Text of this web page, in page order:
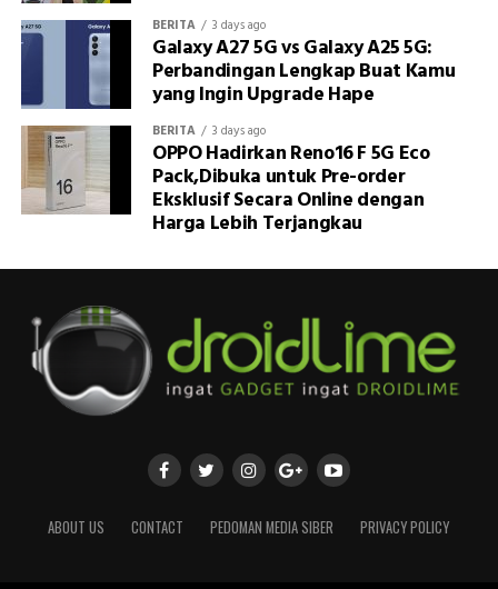
BERITA 3 days ago
Galaxy A27 5G vs Galaxy A25 5G:
Perbandingan Lengkap Buat Kamu
yang Ingin Upgrade Hape
BERITA 3 days ago
OPPO Hadirkan Reno16 F 5G Eco
Pack,Dibuka untuk Pre-order
Eksklusif Secara Online dengan
Harga Lebih Terjangkau
ABOUT US CONTACT PEDOMAN MEDIA SIBER PRIVACY POLICY